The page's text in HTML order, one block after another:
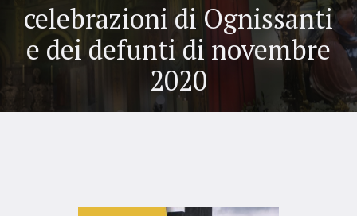
celebrazioni di Ognissanti
e dei defunti di novembre
2020